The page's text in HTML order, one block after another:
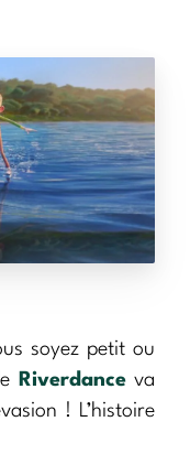
soyez petit ou
Riverdanceva
! L’histoire